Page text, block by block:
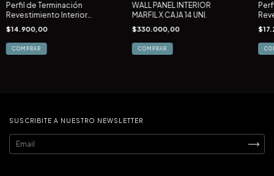
Perfil de Terminación
Revestimiento Interior
Incienso
$14.900,00
WALL PANEL INTERIOR
MARFIL X CAJA 14 UNI.
$330.000,00
SUSCRIBITE A NUESTRO NEWSLETTER